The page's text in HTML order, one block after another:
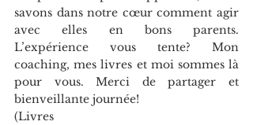
savons dans notre cœur comment agir
avec elles en bons parents.
L’expérience vous tente? Mon
coaching, mes livres et moi sommes là
pour vous. Merci de partager et
bienveillante journée!
(Livres